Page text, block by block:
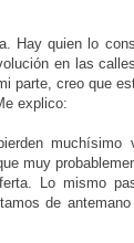
Hay quien lo
en las
parte, creo que
explico:
muy
Lo mismo
de